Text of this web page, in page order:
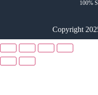
100%
Copyright